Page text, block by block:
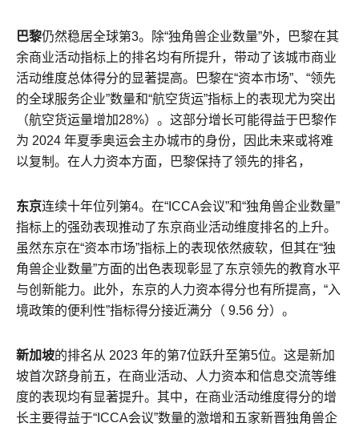
巴黎仍然稳居全球第3。除“独角兽企业数量”外，巴黎在其
余商业活动指标上的排名均有所提升，带动了该城市商业
活动维度总体得分的显著提高。巴黎在“资本市场”、“领先
的全球服务企业”数量和“航空货运”指标上的表现尤为突出
（航空货运量增加28%）。这部分增长可能得益于巴黎作
为 2024 年夏季奥运会主办城市的身份，因此未来或将难
以复制。在人力资本方面，巴黎保持了领先的排名，
东京连续十年位列第4。在“ICCA会议”和“独角兽企业数量”
指标上的强劲表现推动了东京商业活动维度排名的上升。
虽然东京在“资本市场”指标上的表现依然疲软，但其在“独
角兽企业数量”方面的出色表现彰显了东京领先的教育水平
与创新能力。此外，东京的人力资本得分也有所提高，“入
境政策的便利性”指标得分接近满分（ 9.56 分）。
新加坡的排名从 2023 年的第7位跃升至第5位。这是新加
坡首次跻身前五，在商业活动、人力资本和信息交流等维
度的表现均有显著提升。其中，在商业活动维度得分的增
长主要得益于“ICCA会议”数量的激增和五家新晋独角兽企